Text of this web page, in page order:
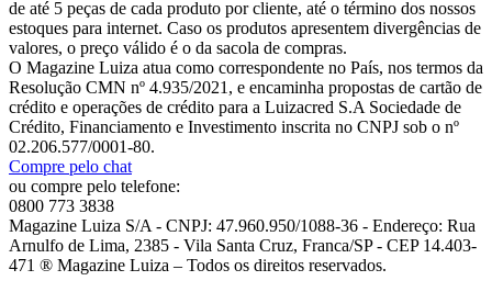
de até 5 peças de cada produto por cliente, até o término dos nossos
estoques para internet. Caso os produtos apresentem divergências de
valores, o preço válido é o da sacola de compras.
O Magazine Luiza atua como correspondente no País, nos termos da
Resolução CMN nº 4.935/2021, e encaminha propostas de cartão de
crédito e operações de crédito para a Luizacred S.A Sociedade de
Crédito, Financiamento e Investimento inscrita no CNPJ sob o nº
02.206.577/0001-80.
Compre pelo chat
ou compre pelo telefone:
0800 773 3838
Magazine Luiza S/A - CNPJ: 47.960.950/1088-36 - Endereço: Rua
Arnulfo de Lima, 2385 - Vila Santa Cruz, Franca/SP - CEP 14.403-
471 ® Magazine Luiza – Todos os direitos reservados.